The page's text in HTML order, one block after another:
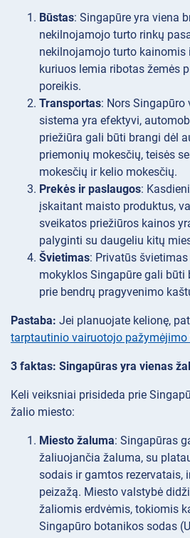
Būstas: Singapūre yra viena
nekilnojamojo turto rinkų
nekilnojamojo turto kainomis
kuriuos lemia ribotas žemės
poreikis.
Transportas: Nors
sistema yra efektyvi,
priežiūra gali būti brangi dėl
priemonių mokesčių, teisės
mokesčių ir kelio mokesčių.
Prekės ir paslaugos:
įskaitant maisto produktus,
sveikatos priežiūros kainos
palyginti su daugeliu kitų
Švietimas: Privatūs
mokyklos Singapūre gali būti
prie bendrų pragyvenimo
Pastaba: Jei planuojate kelionę,
tarptautinio vairuotojo pažymėjimo
3 faktas: Singapūras yra vienas
Keli veiksniai prisideda prie
žalio miesto:
Miesto žaluma: Singapūras
žaliuojančia žaluma, su
sodais ir gamtos rezervatais,
peizažą. Miesto valstybė
žaliomis erdvėmis, tokiomis
Singapūro botanikos sodas